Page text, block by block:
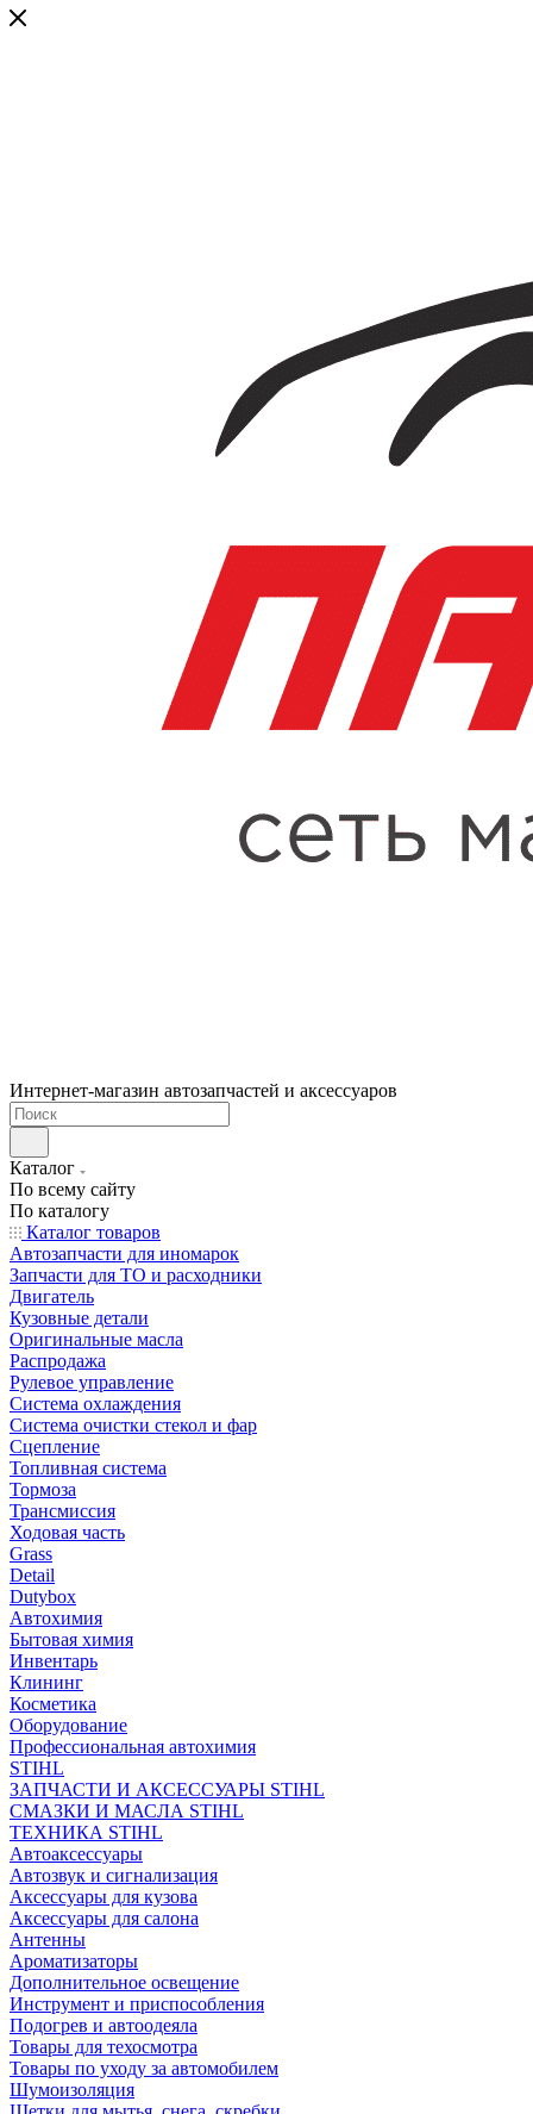
Интернет-магазин автозапчастей и аксессуаров
Каталог
По всему сайту
По каталогу
Каталог товаров
Автозапчасти для иномарок
Запчасти для ТО и расходники
Двигатель
Кузовные детали
Оригинальные масла
Распродажа
Рулевое управление
Система охлаждения
Система очистки стекол и фар
Сцепление
Топливная система
Тормоза
Трансмиссия
Ходовая часть
Grass
Detail
Dutybox
Автохимия
Бытовая химия
Инвентарь
Клининг
Косметика
Оборудование
Профессиональная автохимия
STIHL
ЗАПЧАСТИ И АКСЕССУАРЫ STIHL
СМАЗКИ И МАСЛА STIHL
ТЕХНИКА STIHL
Автоаксессуары
Автозвук и сигнализация
Аксессуары для кузова
Аксессуары для салона
Антенны
Ароматизаторы
Дополнительное освещение
Инструмент и приспособления
Подогрев и автоодеяла
Товары для техосмотра
Товары по уходу за автомобилем
Шумоизоляция